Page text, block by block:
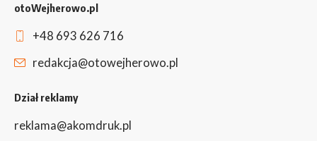
otoWejherowo.pl
+48 693 626 716
redakcja@otowejherowo.pl
Dział reklamy
reklama@akomdruk.pl